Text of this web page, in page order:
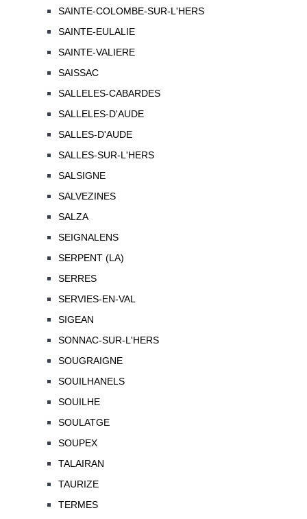
SAINTE-COLOMBE-SUR-L'HERS
SAINTE-EULALIE
SAINTE-VALIERE
SAISSAC
SALLELES-CABARDES
SALLELES-D'AUDE
SALLES-D'AUDE
SALLES-SUR-L'HERS
SALSIGNE
SALVEZINES
SALZA
SEIGNALENS
SERPENT (LA)
SERRES
SERVIES-EN-VAL
SIGEAN
SONNAC-SUR-L'HERS
SOUGRAIGNE
SOUILHANELS
SOUILHE
SOULATGE
SOUPEX
TALAIRAN
TAURIZE
TERMES